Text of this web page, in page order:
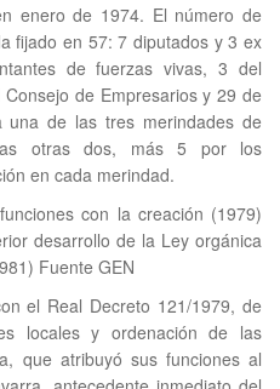
enero de 1974. El número de
fijado en 57: 7 diputados y 3 ex
de fuerzas vivas, 3 del
de Empresarios y 29 de
una de las tres merindades de
otras dos, más 5 por los
en cada merindad.
con la creación (1979)
desarrollo de la Ley orgánica
Fuente GEN
el Real Decreto 121/1979, de
locales y ordenación de las
que atribuyó sus funciones al